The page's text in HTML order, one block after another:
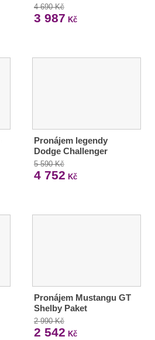
4 690 Kč
3 987 Kč
Pronájem legendy
Dodge Challenger
5 590 Kč
4 752 Kč
Pronájem Mustangu GT
Shelby Paket
2 990 Kč
2 542 Kč